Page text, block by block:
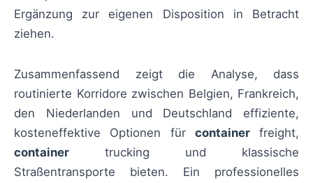
Ergänzung zur eigenen Disposition in Betracht
ziehen.
Zusammenfassend zeigt die Analyse, dass
routinierte Korridore zwischen Belgien, Frankreich,
den Niederlanden und Deutschland effiziente,
kosteneffektive Optionen für containerfreight,
container trucking und klassische
Straßentransporte bieten. Ein professionelles